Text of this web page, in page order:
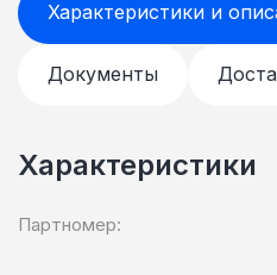
Характеристики и
Документы
Характеристики
Партномер: